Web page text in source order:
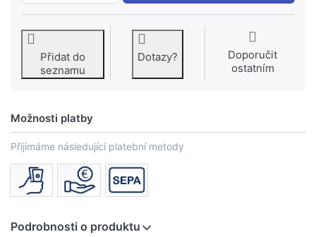
Přidat do
seznamu
Dotazy?
Doporučit
ostatním
Možnosti platby
Přijímáme následující platební metody
Podrobnosti o produktu